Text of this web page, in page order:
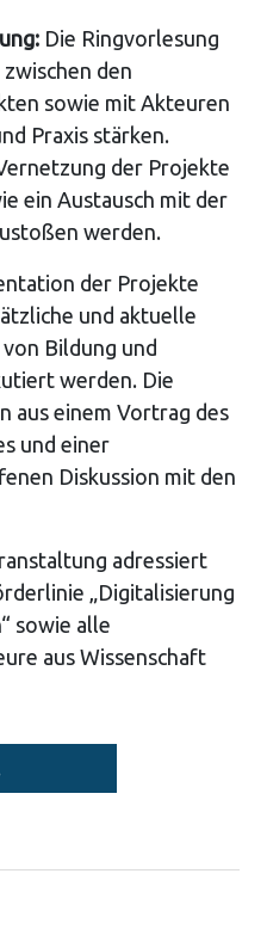
Die Ringvorlesung
den
sowie mit Akteuren
Praxis stärken.
der Projekte
ein Austausch mit der
werden.
der Projekte
und aktuelle
Bildung und
werden. Die
aus einem Vortrag des
und einer
Diskussion mit den
adressiert
„Digitalisierung
sowie alle
aus Wissenschaft